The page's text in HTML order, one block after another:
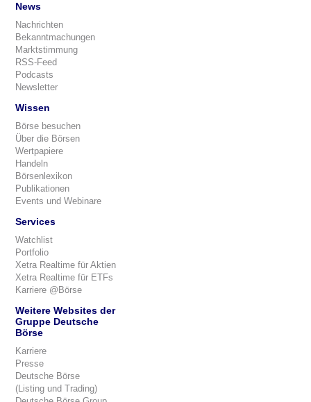
News
Nachrichten
Bekanntmachungen
Marktstimmung
RSS-Feed
Podcasts
Newsletter
Wissen
Börse besuchen
Über die Börsen
Wertpapiere
Handeln
Börsenlexikon
Publikationen
Events und Webinare
Services
Watchlist
Portfolio
Xetra Realtime für Aktien
Xetra Realtime für ETFs
Karriere @Börse
Weitere Websites der
Gruppe Deutsche
Börse
Karriere
Presse
Deutsche Börse
(Listing und Trading)